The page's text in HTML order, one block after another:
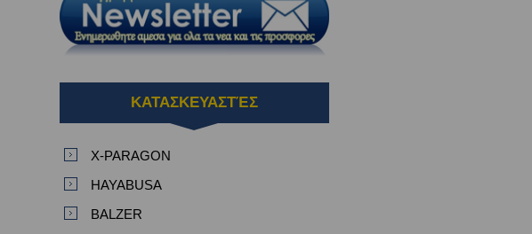
ΚΑΤΑΣΚΕΥΑΣΤΈΣ
X-PARAGON
HAYABUSA
BALZER